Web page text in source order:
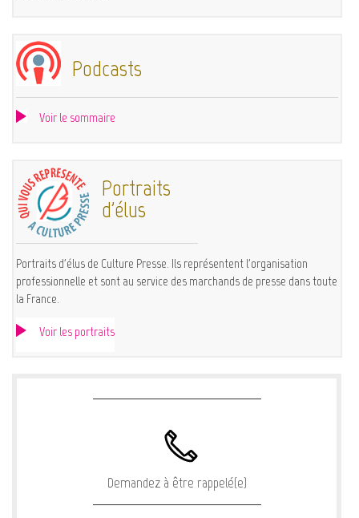
Podcasts
Voir le sommaire
Portraits
d'élus
Portraits d'élus de Culture Presse. Ils représentent l'organisation
professionnelle et sont au service des marchands de presse dans toute
la France.
Voir les portraits
Demandez à être rappelé(e)